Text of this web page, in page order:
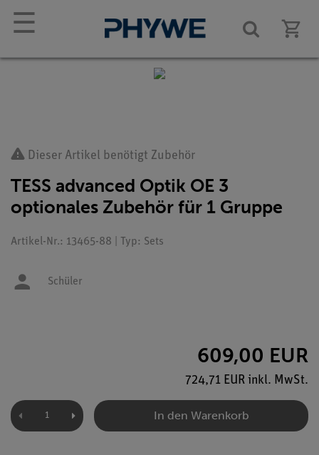
☰
Dieser Artikel benötigt Zubehör
TESS advanced Optik OE 3
optionales Zubehör für 1 Gruppe
Artikel-Nr.: 13465-88 | Typ: Sets
Schüler
609,00 EUR
724,71 EUR inkl. MwSt.
In den Warenkorb